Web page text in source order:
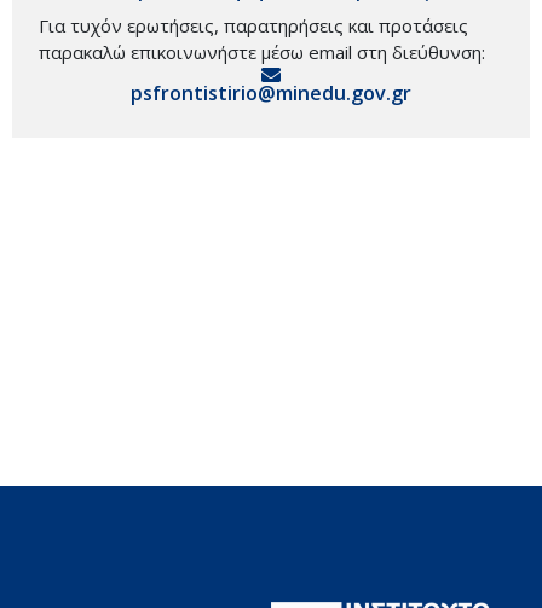
Για τυχόν ερωτήσεις, παρατηρήσεις και προτάσεις
παρακαλώ επικοινωνήστε μέσω email στη διεύθυνση:
psfrontistirio@minedu.gov.gr